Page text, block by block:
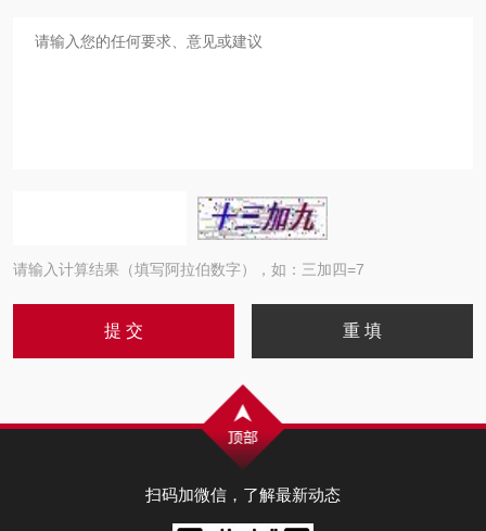
请输入计算结果（填写阿拉伯数字），如：三加四=7
扫码加微信，了解最新动态